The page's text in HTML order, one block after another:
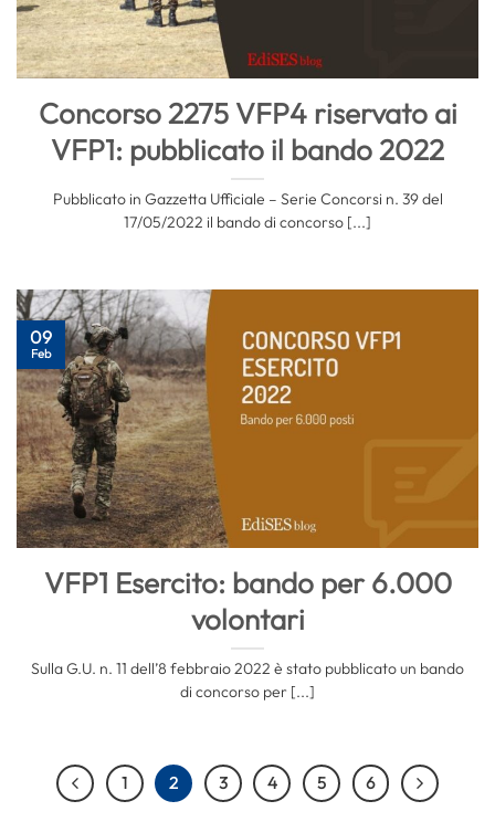
Concorso 2275 VFP4 riservato ai
VFP1: pubblicato il bando 2022
Pubblicato in Gazzetta Ufficiale – Serie Concorsi n. 39 del
17/05/2022 il bando di concorso [...]
VFP1 Esercito: bando per 6.000
volontari
Sulla G.U. n. 11 dell’8 febbraio 2022 è stato pubblicato un bando
di concorso per [...]
09
Feb
1 2 3 4 5 6